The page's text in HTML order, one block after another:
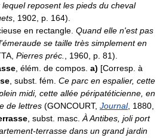
reposent les pieds du cheval
, 1902, p. 164).
en rectangle. Quand elle n'est pas
se taille très simplement en
Pierres préc., 1960, p. 81).
, élém. de compos. a) [Corresp. à
, subst. fém. Ce parc en espalier, cette
midi, cette allée péripatéticienne, en
de lettres (GONCOURT, Journal, 1880,
, subst. masc.À Antibes, joli port
terrasse dans un grand jardin